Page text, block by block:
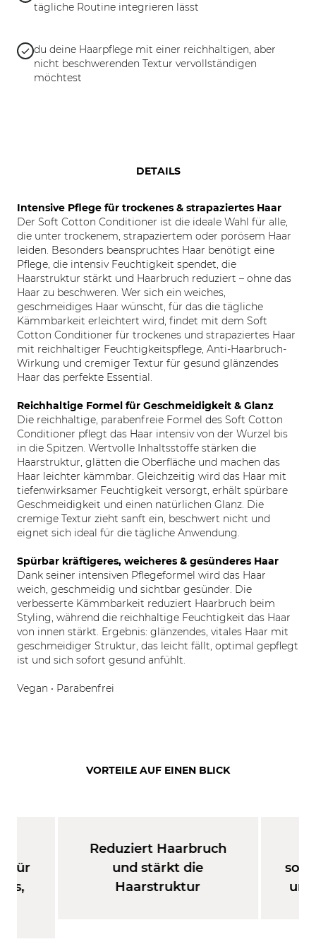
tägliche Routine integrieren lässt
du deine Haarpflege mit einer reichhaltigen, aber
nicht beschwerenden Textur vervollständigen
möchtest
DETAILS
Intensive Pflege für trockenes & strapaziertes Haar
Der Soft Cotton Conditioner ist die ideale Wahl für alle,
die unter trockenem, strapaziertem oder porösem Haar
leiden. Besonders beanspruchtes Haar benötigt eine
Pflege, die intensiv Feuchtigkeit spendet, die
Haarstruktur stärkt und Haarbruch reduziert – ohne das
Haar zu beschweren. Wer sich ein weiches,
geschmeidiges Haar wünscht, für das die tägliche
Kämmbarkeit erleichtert wird, findet mit dem Soft
Cotton Conditioner für trockenes und strapaziertes Haar
mit reichhaltiger Feuchtigkeitspflege, Anti-Haarbruch-
Wirkung und cremiger Textur für gesund glänzendes
Haar das perfekte Essential.
Reichhaltige Formel für Geschmeidigkeit & Glanz
Die reichhaltige, parabenfreie Formel des Soft Cotton
Conditioner pflegt das Haar intensiv von der Wurzel bis
in die Spitzen. Wertvolle Inhaltsstoffe stärken die
Haarstruktur, glätten die Oberfläche und machen das
Haar leichter kämmbar. Gleichzeitig wird das Haar mit
tiefenwirksamer Feuchtigkeit versorgt, erhält spürbare
Geschmeidigkeit und einen natürlichen Glanz. Die
cremige Textur zieht sanft ein, beschwert nicht und
eignet sich ideal für die tägliche Anwendung.
Spürbar kräftigeres, weicheres & gesünderes Haar
Dank seiner intensiven Pflegeformel wird das Haar
weich, geschmeidig und sichtbar gesünder. Die
verbesserte Kämmbarkeit reduziert Haarbruch beim
Styling, während die reichhaltige Feuchtigkeit das Haar
von innen stärkt. Ergebnis: glänzendes, vitales Haar mit
geschmeidiger Struktur, das leicht fällt, optimal gepflegt
ist und sich sofort gesund anfühlt.
Vegan • Parabenfrei
VORTEILE AUF EINEN BLICK
für
Reduziert Haarbruch
und stärkt die
Haarstruktur